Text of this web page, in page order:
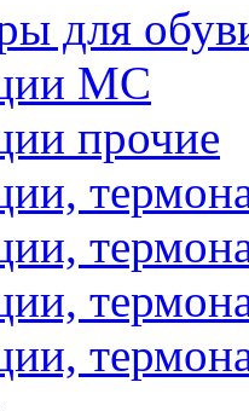
для
МС
прочие